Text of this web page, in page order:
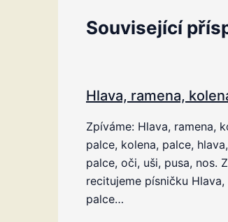
Související
Hlava, ramena,
Zpíváme: Hlava, ramena,
palce, kolena, palce,
palce, oči, uši, pusa, nos.
recitujeme písničku Hlava,
palce…